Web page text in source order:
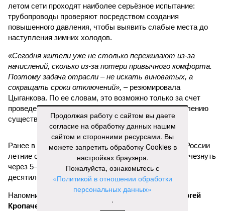
летом сети проходят наиболее серьёзное испытание:
трубопроводы проверяют посредством создания
повышенного давления, чтобы выявить слабые места до
наступления зимних холодов.
«Сегодня жители уже не столько переживают из-за
начислений, сколько из-за потери привычного комфорта.
Поэтому задача отрасли – не искать виноватых, а
сокращать сроки отключений», – резюмировала
Цыганкова. По ее словам, это возможно только за счет
проведения модернизации тепловых сетей и обновлению
существующей инфраструктуры.
Ранее в Госдуме отмечали, что в крупных городах России
летние отключения горячей воды частично могут исчезнуть
через 5–7 лет. Для полного отказа потребуются
десятилетия и замена 70–80% изношенных труб.
Напомним, вице-губернатор Северной столицы
Сергей
Кропачев
Продолжая работу с сайтом вы даете
согласие на обработку данных нашим
сайтом и сторонними ресурсами. Вы
можете запретить обработку Cookies в
настройках браузера.
Пожалуйста, ознакомьтесь с
«Политикой в отношении обработки
персональных данных»
.